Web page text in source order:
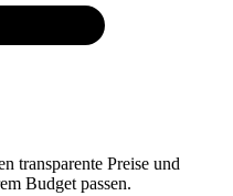
transparente Preise und
Budget passen.